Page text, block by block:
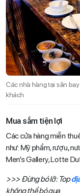
Các nhà hàng tại sân
khách
Mua sắm tiện lợi
Các cửa hàng miễn
như: Mỹ phẩm, rượu,
Men’s Gallery, Lotte
>>> Đừng bỏ lỡ: Top
không thể bỏ qua